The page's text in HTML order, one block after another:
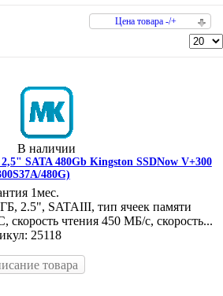
Цена товара -/+
В наличии
2,5" SATA 480Gb Kingston SSDNow V+300
480G)
1мес.
2.5", SATAIII, тип ячеек памяти
скорость чтения 450 МБ/с, скорость...
25118
товара